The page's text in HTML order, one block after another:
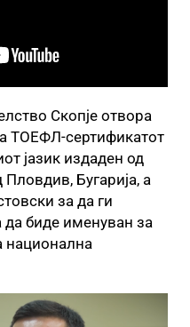
Скопје отвора
ТОЕФЛ-сертификатот
јазик издаден од
Пловдив, Бугарија, а
за да ги
да биде именуван за
национална